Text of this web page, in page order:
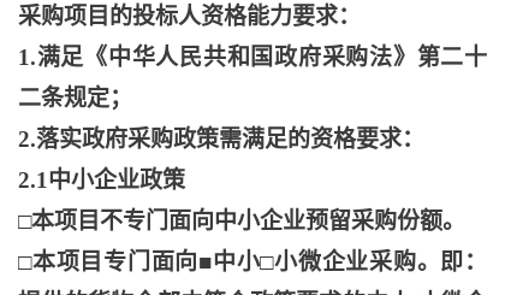
采购项目的投标人资格能力要求：
1.满足《中华人民共和国政府采购法》第二十
二条规定；
2.落实政府采购政策需满足的资格要求：
2.1中小企业政策
□本项目不专门面向中小企业预留采购份额。
□本项目专门面向■中小□小微企业采购。即：